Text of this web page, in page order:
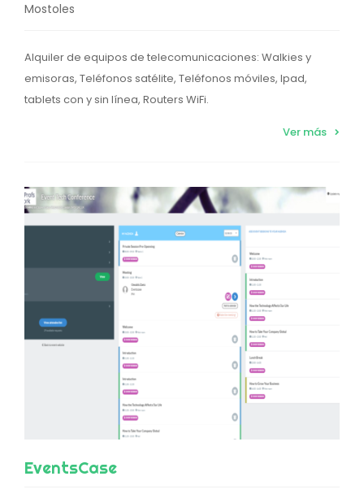
Mostoles
Alquiler de equipos de telecomunicaciones: Walkies y
emisoras, Teléfonos satélite, Teléfonos móviles, Ipad,
tablets con y sin línea, Routers WiFi.
Ver más
EventsCase